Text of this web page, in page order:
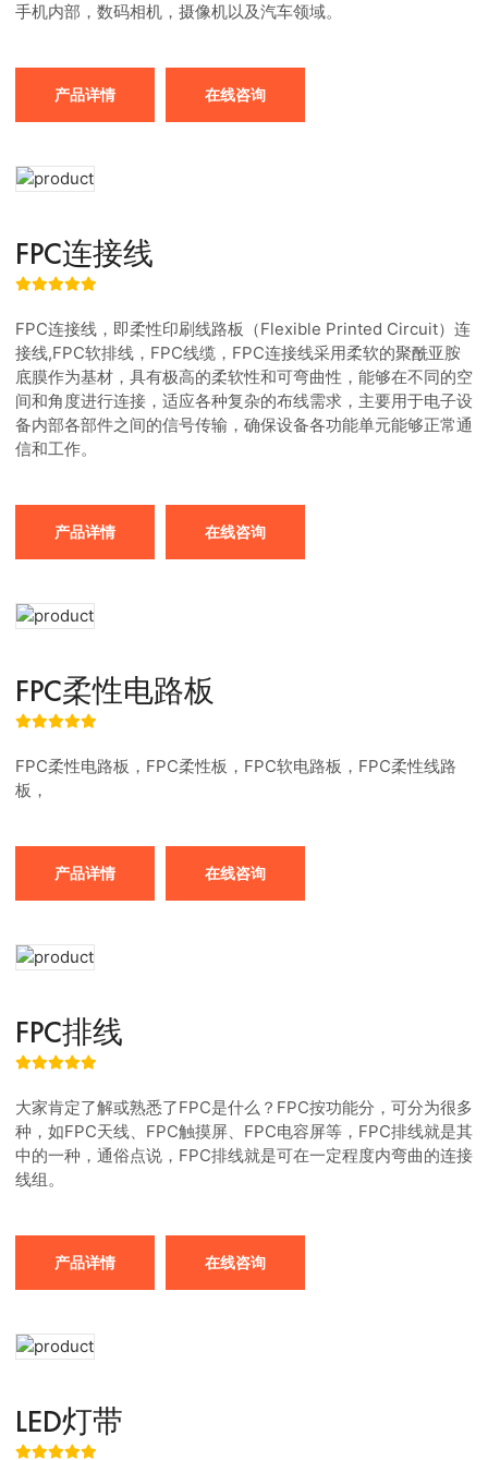
手机内部，数码相机，摄像机以及汽车领域。
产品详情 在线咨询
FPC连接线
FPC连接线，即柔性印刷线路板（Flexible Printed Circuit）连
接线,FPC软排线，FPC线缆，FPC连接线采用柔软的聚酰亚胺
底膜作为基材，具有极高的柔软性和可弯曲性，能够在不同的空
间和角度进行连接，适应各种复杂的布线需求，主要用于电子设
备内部各部件之间的信号传输，确保设备各功能单元能够正常通
信和工作。
产品详情 在线咨询
FPC柔性电路板
FPC柔性电路板，FPC柔性板，FPC软电路板，FPC柔性线路
板，
产品详情 在线咨询
FPC排线
大家肯定了解或熟悉了FPC是什么？FPC按功能分，可分为很多
种，如FPC天线、FPC触摸屏、FPC电容屏等，FPC排线就是其
中的一种，通俗点说，FPC排线就是可在一定程度内弯曲的连接
线组。
产品详情 在线咨询
LED灯带